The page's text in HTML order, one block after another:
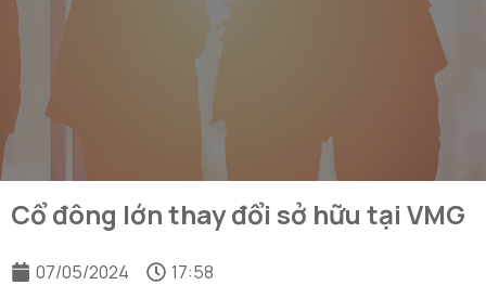
Cổ đông lớn thay đổi sở hữu tại VMG
07/05/2024 17:58